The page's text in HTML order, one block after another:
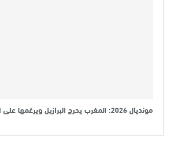
مونديال 2026: المغرب يحرج البرازيل ويرغمها على التعادل 1-1